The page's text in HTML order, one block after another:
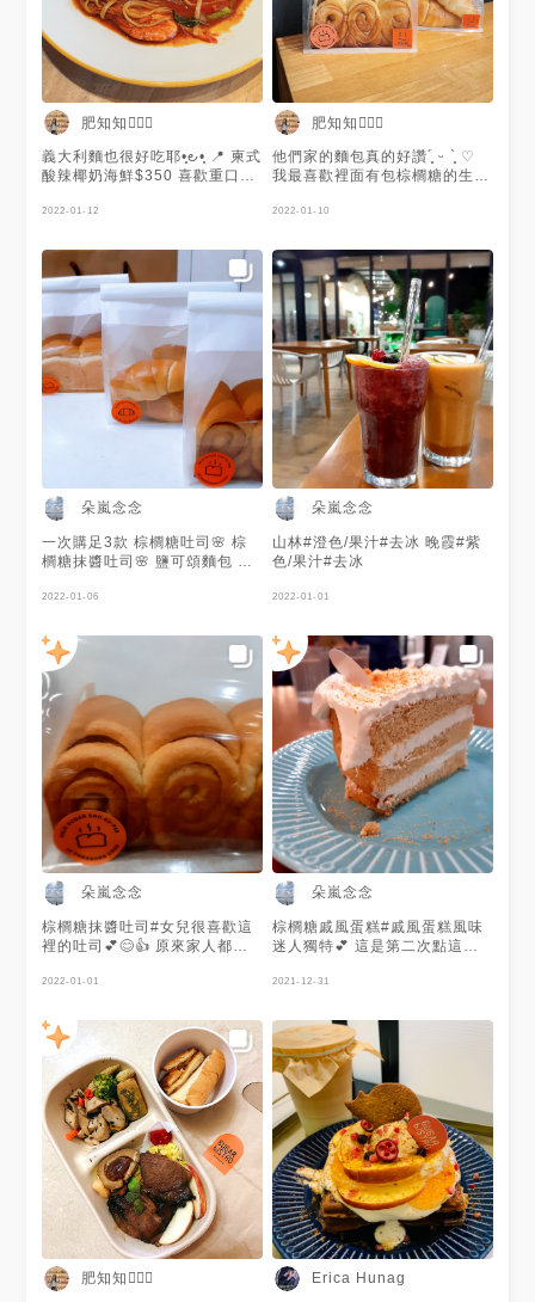
肥知知🙋🏻‍♀️
義大利麵也很好吃耶•͈౿•͈ 📍 柬式
酸辣椰奶海鮮$350 喜歡重口味
什麼椰奶的味道，而且海鮮蠻多
檬嫩雞$280 📍椰奶咖哩松子菌
菇$280
2022-01-12
肥知知🙋🏻‍♀️
他們家的麵包真的好讚´͈ ᵕ `͈ ♡
我最喜歡裡面有包棕櫚糖的生吐
的，超好吃💁🏻‍♀️ 📍棕櫚糖生吐司
2022-01-10
朵嵐念念
一次購足3款 棕櫚糖吐司🌸 棕
櫚糖抹醬吐司🌸 鹽可頌麵包 🌸
😋💕 家人喜歡第三次回購好吃
2022-01-06
朵嵐念念
山林#澄色/果汁#去冰 晚霞#紫
色/果汁#去冰
2022-01-01
朵嵐念念
棕櫚糖抹醬吐司#女兒很喜歡這
裡的吐司💕😊👍 原來家人都超
2022-01-01
朵嵐念念
棕櫚糖戚風蛋糕#戚風蛋糕風味
迷人獨特💕 這是第二次點這樣
2021-12-31
肥知知🙋🏻‍♀️ Erica Hunag